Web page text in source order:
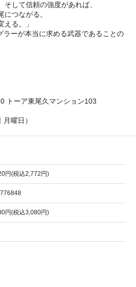
して信頼の強度があれば、
つながる。
える。」
ラーが本当に求める武器であることの
トーア東尾久マンション103
曜日）
円(税込2,772円)
円(税込3,080円)